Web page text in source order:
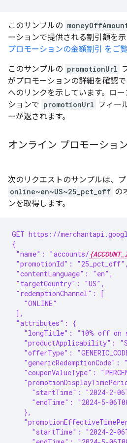
このサンプルの
ーションで提供される割引額を示
プロモーションの金額割引 をご
このサンプルの promotionUrl
がプロモーションの詳細を確認
へのリンクを示しています。ロ
ションで promotionUrl フィー
ーが返されます。
オンライン プロモーショ
次のリクエストのサンプルは、
online~en~US~25_pct_off の
ンを取得します。
GET https://
{
"name": "accounts/
"promotionId": "25_pct_off",
"contentLanguage": "en",
"targetCountry": "US",
"redemptionChannel": [
   "ONLINE"
],
"attributes": {
"longTitle": "10% off on
"productApplicability":
"offerType":
"genericRedemptionCode":
"couponValueType":
"startTime": "2024-2-
"endTime": "2024-5-
   },
"startTime": "2024-2-